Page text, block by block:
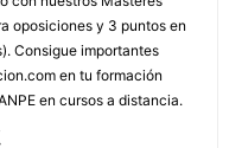
oposiciones y 3 puntos en
Consigue importantes
en tu formación
en cursos a distancia.